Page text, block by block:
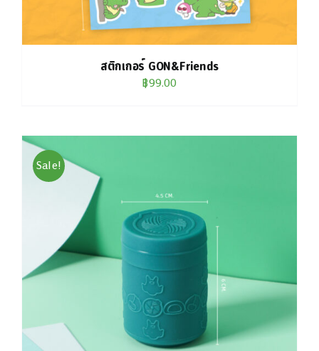
สติกเกอร์ GON&Friends
฿99.00
Sale!